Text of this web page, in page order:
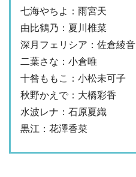
七海やちよ：雨宮天
由比鶴乃：夏川椎菜
深月フェリシア：佐倉綾音
二葉さな：小倉唯
十咎ももこ：小松未可子
秋野かえで：大橋彩香
水波レナ：石原夏織
黒江：花澤香菜